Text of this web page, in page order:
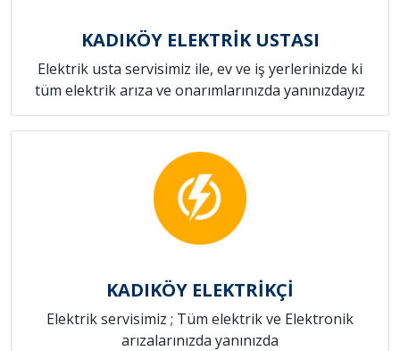
KADIKÖY ELEKTRİK USTASI
Elektrik usta servisimiz ile, ev ve iş yerlerinizde ki
tüm elektrik arıza ve onarımlarınızda yanınızdayız
KADIKÖY ELEKTRİKÇİ
Elektrik servisimiz ; Tüm elektrik ve Elektronik
arızalarınızda yanınızda